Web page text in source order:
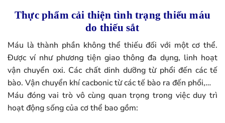
Thực phẩm cải thiện tình trạng thiếu máu
do thiếu sắt
Máu là thành phần không thể thiếu đối với một cơ thể.
Được ví như phương tiện giao thông đa dụng, linh hoạt
vận chuyển oxi. Các chất dinh dưỡng từ phổi đến các tế
bào. Vận chuyển khí cacbonic từ các tế bào ra đến phổi,…
Máu đóng vai trò vô cùng quan trọng trong việc duy trì
hoạt động sống của cơ thể bao gồm: